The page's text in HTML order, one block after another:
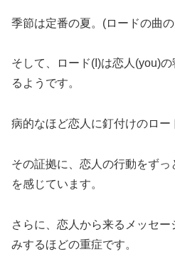
季節は定番の夏。(ロードの曲
そして、ロード(I)は恋人(you)
るようです。
病的なほど恋人に釘付けのロー
その証拠に、恋人の行動をずっ
を感じています。
さらに、恋人から来るメッセ
みするほどの重症です。